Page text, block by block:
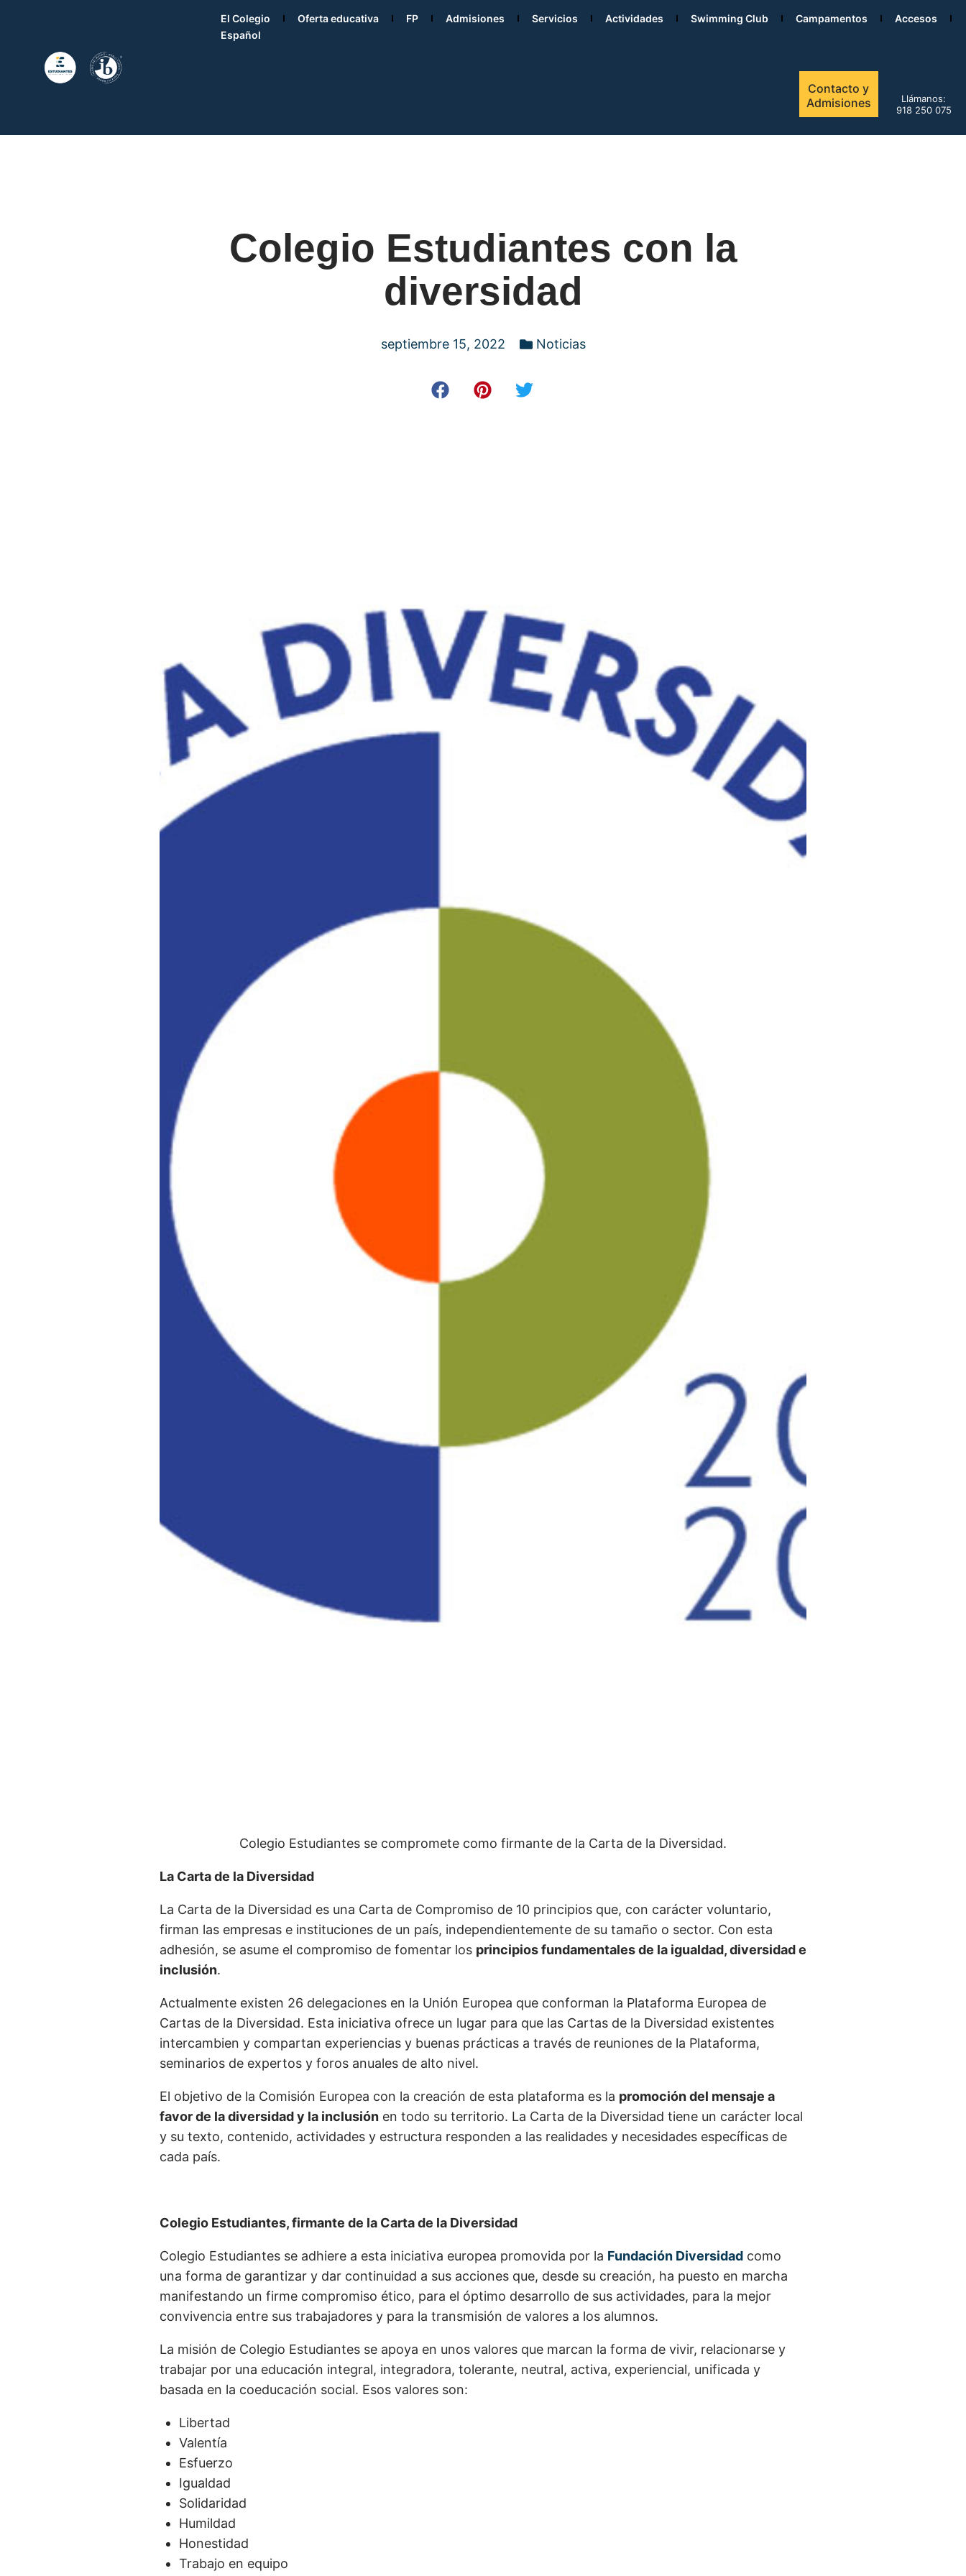
El Colegio Oferta educativa FP Admisiones Servicios Actividades Swimming Club Campamentos
Accesos
Español
Contacto y
Admisiones
Llámanos:
918 250 075
Colegio Estudiantes con la
diversidad
septiembre 15, 2022 Noticias
Colegio Estudiantes se compromete como firmante de la Carta de la Diversidad.
La Carta de la Diversidad
La Carta de la Diversidad es una Carta de Compromiso de 10 principios que, con carácter voluntario,
firman las empresas e instituciones de un país, independientemente de su tamaño o sector. Con esta
adhesión, se asume el compromiso de fomentar los principios fundamentales de la igualdad, diversidad e
inclusión.
Actualmente existen 26 delegaciones en la Unión Europea que conforman la Plataforma Europea de
Cartas de la Diversidad. Esta iniciativa ofrece un lugar para que las Cartas de la Diversidad existentes
intercambien y compartan experiencias y buenas prácticas a través de reuniones de la Plataforma,
seminarios de expertos y foros anuales de alto nivel.
El objetivo de la Comisión Europea con la creación de esta plataforma es la promoción del mensaje a
favor de la diversidad y la inclusión en todo su territorio. La Carta de la Diversidad tiene un carácter local
y su texto, contenido, actividades y estructura responden a las realidades y necesidades específicas de
cada país.
Colegio Estudiantes, firmante de la Carta de la Diversidad
Colegio Estudiantes se adhiere a esta iniciativa europea promovida por la Fundación Diversidad como
una forma de garantizar y dar continuidad a sus acciones que, desde su creación, ha puesto en marcha
manifestando un firme compromiso ético, para el óptimo desarrollo de sus actividades, para la mejor
convivencia entre sus trabajadores y para la transmisión de valores a los alumnos.
La misión de Colegio Estudiantes se apoya en unos valores que marcan la forma de vivir, relacionarse y
trabajar por una educación integral, integradora, tolerante, neutral, activa, experiencial, unificada y
basada en la coeducación social. Esos valores son:
Libertad
Valentía
Esfuerzo
Igualdad
Solidaridad
Humildad
Honestidad
Trabajo en equipo